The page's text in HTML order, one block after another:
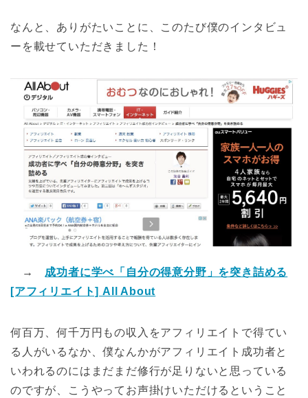
なんと、ありがたいことに、このたび僕のインタビュ
ーを載せていただきました！
→ 成功者に学べ「自分の得意分野」を突き詰める
[アフィリエイト] All About
何百万、何千万円もの収入をアフィリエイトで得てい
る人がいるなか、僕なんかがアフィリエイト成功者と
いわれるのにはまだまだ修行が足りないと思っている
のですが、こうやってお声掛けいただけるということ